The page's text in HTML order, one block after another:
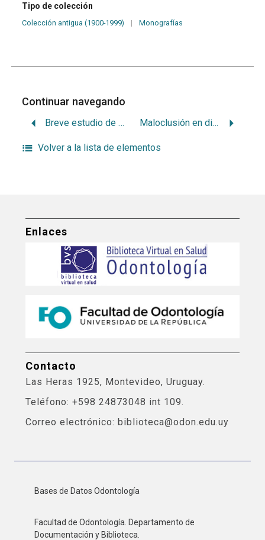
Tipo de colección
Colección antigua (1900-1999) | Monografías
Continuar navegando
Breve estudio de las enfermedades más frecuentes de la cavidad bucal y en especial de las que pueden prevenirse o combatirse Maloclusión en discapacitados
Volver a la lista de elementos
Enlaces
Contacto
Las Heras 1925, Montevideo, Uruguay.
Teléfono: +598 24873048 int 109.
Correo electrónico: biblioteca@odon.edu.uy
Bases de Datos Odontología
Facultad de Odontología. Departamento de
Documentación y Biblioteca.